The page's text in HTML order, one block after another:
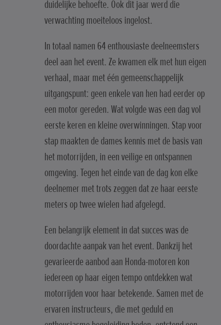
duidelijke behoefte. Ook dit jaar werd die
verwachting moeiteloos ingelost.
In totaal namen 64 enthousiaste deelneemsters
deel aan het event. Ze kwamen elk met hun eigen
verhaal, maar met één gemeenschappelijk
uitgangspunt: geen enkele van hen had eerder op
een motor gereden. Wat volgde was een dag vol
eerste keren en kleine overwinningen. Stap voor
stap maakten de dames kennis met de basis van
het motorrijden, in een veilige en ontspannen
omgeving. Tegen het einde van de dag kon elke
deelnemer met trots zeggen dat ze haar eerste
meters op twee wielen had afgelegd.
Een belangrijk element in dat succes was de
doordachte aanpak van het event. Dankzij het
gevarieerde aanbod aan Honda-motoren kon
iedereen op haar eigen tempo ontdekken wat
motorrijden voor haar betekende. Samen met de
ervaren instructeurs, die met geduld en